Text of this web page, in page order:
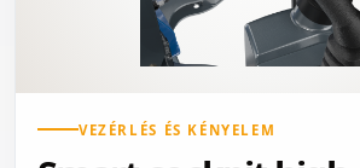
VEZÉRLÉS ÉS KÉNYELEM